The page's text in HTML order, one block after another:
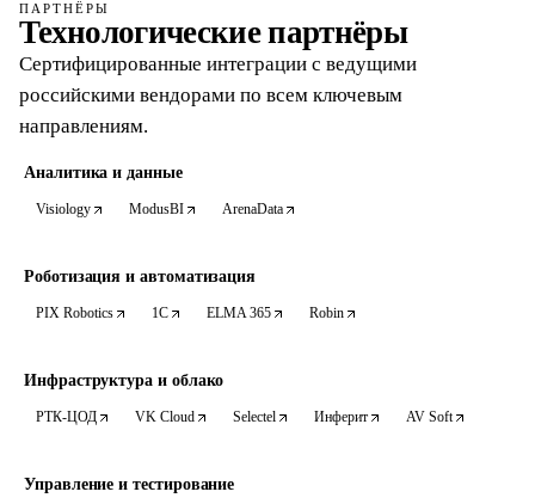
ПАРТНЁРЫ
Технологические партнёры
Сертифицированные интеграции с ведущими
российскими вендорами по всем ключевым
направлениям.
Аналитика и данные
Visiology ModusBI ArenaData
Роботизация и автоматизация
PIX Robotics 1С ELMA 365 Robin
Инфраструктура и облако
РТК-ЦОД VK Cloud Selectel Инферит AV Soft
Управление и тестирование